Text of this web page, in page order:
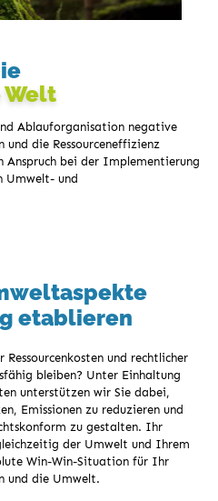
Welt
Ablauforganisation negative
und die Ressourceneffizienz
Anspruch bei der Implementierung
Umwelt- und
etablieren
und rechtlicher
bleiben? Unter Einhaltung
unterstützen wir Sie dabei,
Emissionen zu reduzieren und
zu gestalten. Ihr
der Umwelt und Ihrem
Win-Win-Situation für Ihr
und die Umwelt.